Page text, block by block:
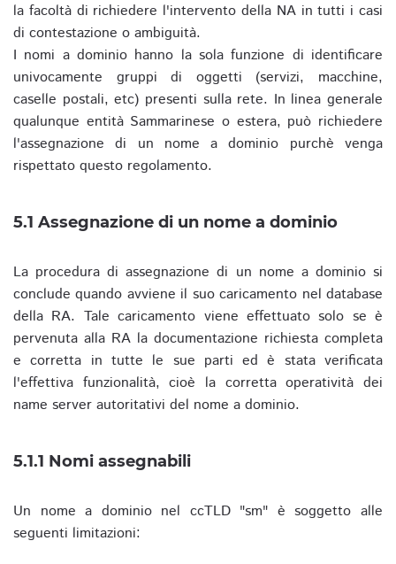
la facoltà di richiedere l'intervento della NA in tutti i casi
di contestazione o ambiguità.
I nomi a dominio hanno la sola funzione di identificare
univocamente gruppi di oggetti (servizi, macchine,
caselle postali, etc) presenti sulla rete. In linea generale
qualunque entità Sammarinese o estera, può richiedere
l'assegnazione di un nome a dominio purchè venga
rispettato questo regolamento.
5.1 Assegnazione di un nome a dominio
La procedura di assegnazione di un nome a dominio si
conclude quando avviene il suo caricamento nel database
della RA. Tale caricamento viene effettuato solo se è
pervenuta alla RA la documentazione richiesta completa
e corretta in tutte le sue parti ed è stata verificata
l'effettiva funzionalità, cioè la corretta operatività dei
name server autoritativi del nome a dominio.
5.1.1 Nomi assegnabili
Un nome a dominio nel ccTLD "sm" è soggetto alle
seguenti limitazioni: